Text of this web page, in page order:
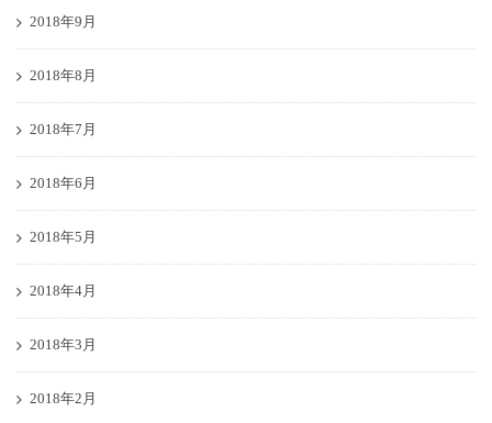
2018年9月
2018年8月
2018年7月
2018年6月
2018年5月
2018年4月
2018年3月
2018年2月